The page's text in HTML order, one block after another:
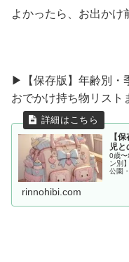
よかったら、お出かけ
▶︎【保存版】年齢別・
おでかけ持ち物リスト
【
児
0歳〜
ン別
公園
rinnohibi.com